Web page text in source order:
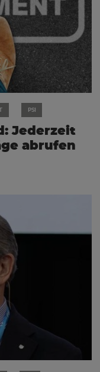
PSI
Jederzeit
abrufen